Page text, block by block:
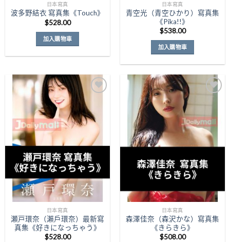
日本寫真
波多野結衣 寫真集《Touch》
$528.00
加入購物車
日本寫真
青空光（青空ひかり）寫真集
《Pika!!》
$538.00
加入購物車
Add to
Wishlist
日本寫真
瀬戸環奈（瀨戶環奈）最新寫
真集《好きになっちゃう》
$528.00
Add to
Wishlist
日本寫真
森澤佳奈（森沢かな）寫真集
《きらきら》
$508.00